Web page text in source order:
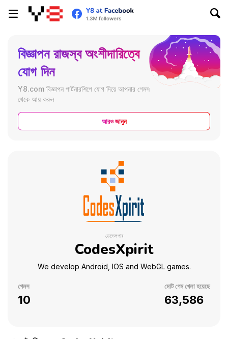
ডেভেলপার
CodesXpirit
We develop Android, IOS and WebGL games.
গেমস
10
মোট গেম খেলা হয়েছে
63,586
বিজ্ঞাপন রাজস্ব অংশীদারিত্বে
যোগ দিন
Y8.com বিজ্ঞাপন পার্টনারশিপে যোগ দিয়ে আপনার গেমস
থেকে আয় করুন
আরও জানুন